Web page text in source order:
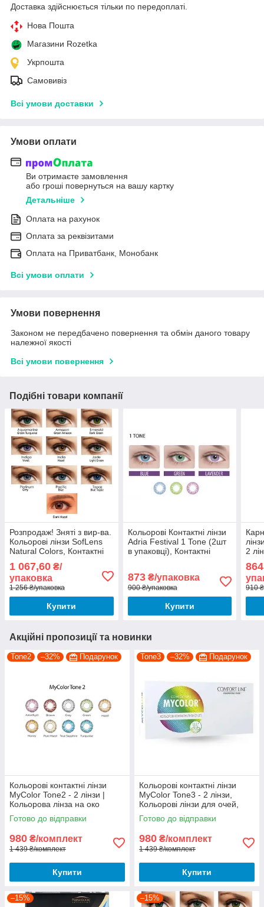
Доставка здійснюється тільки по передоплаті.
Нова Пошта
Магазини Rozetka
Укрпошта
Самовивіз
Всі умови доставки
Умови оплати
Ви отримаєте замовлення
або гроші повернуться на вашу картку
Детальніше
Оплата на рахунок
Оплата за реквізитами
Оплата на Приватбанк, Монобанк
Всі умови оплати
Умови повернення
Законом не передбачено повернення та обмін даного товару
належної якості
Всі умови повернення
Подібні товари компанії
Розпродаж! Зняті з вир-ва.
Кольорові лінзи SofLens
Natural Colors, Контактні
Colors
1 067,60 ₴/
упаковка
1 256 ₴/упаковка
Купити
Кольорові Контактні лінзи
Adria Festival 1 Tone (2шт
в упаковцi), Контактні
873₴/упаковка
900 ₴/упаковка
Купити
2
910
Акційні пропозиції та новинки
Tone2 –32% Подарунок
Кольорові контактні лінзи
MyColor Tone2 - 2 лінзи |
Кольорова лінза на око
MyColor Comfort line
Готово до відправки
980 ₴/комплект
1 439 ₴/комплект
Купити
Tone3 –32% Подарунок
Кольорові контактні лінзи
MyColor Tone3 - 2 лінзи,
Кольорові лінзи для очей,
Лінзи для зміни кольору очей
Готово до відправки
980 ₴/комплект
1 439 ₴/комплект
Купити
–15% –15%